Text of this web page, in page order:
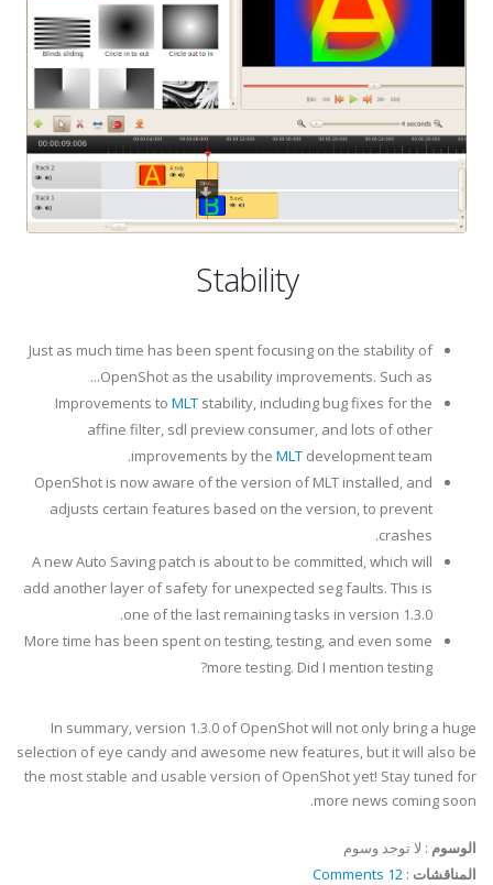
Stability
Just as much time has been spent focusing on the stability of
OpenShot as the usability improvements. Such as...
Improvements to MLT stability, including bug fixes for the
affine filter, sdl preview consumer, and lots of other
improvements by the MLT development team.
OpenShot is now aware of the version of MLT installed, and
adjusts certain features based on the version, to prevent
crashes.
A new Auto Saving patch is about to be committed, which will
add another layer of safety for unexpected seg faults. This is
one of the last remaining tasks in version 1.3.0.
More time has been spent on testing, testing, and even some
more testing. Did I mention testing?
In summary, version 1.3.0 of OpenShot will not only bring a huge
selection of eye candy and awesome new features, but it will also be
the most stable and usable version of OpenShot yet! Stay tuned for
more news coming soon.
الوسوم : لا توجد وسوم
المناقشات :
12 Comments